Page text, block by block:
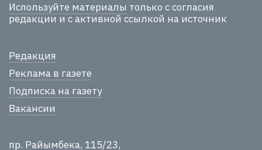
Используйте материалы только с согласия
редакции и с активной ссылкой на источник
Редакция
Реклама в газете
Подписка на газету
Вакансии
пр. Райымбека, 115/23,